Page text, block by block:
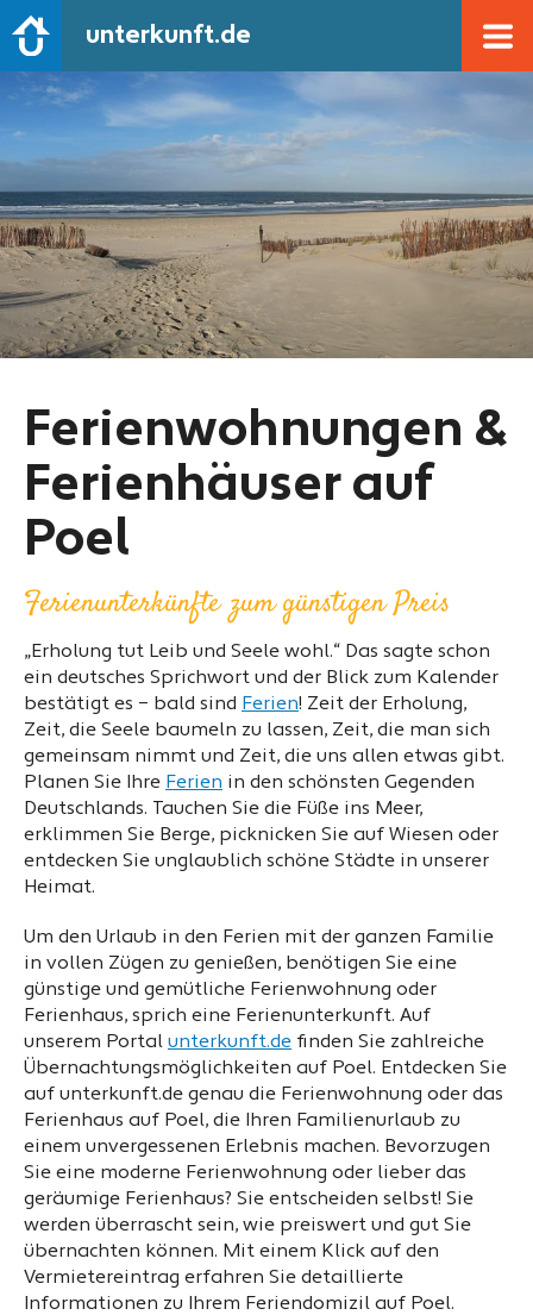
unterkunft.de
Ferienwohnungen &
Ferienhäuser auf
Poel
Ferienunterkünfte zum günstigen Preis
„Erholung tut Leib und Seele wohl.“ Das sagte schon
ein deutsches Sprichwort und der Blick zum Kalender
bestätigt es – bald sind Ferien! Zeit der Erholung,
Zeit, die Seele baumeln zu lassen, Zeit, die man sich
gemeinsam nimmt und Zeit, die uns allen etwas gibt.
Planen Sie Ihre Ferien in den schönsten Gegenden
Deutschlands. Tauchen Sie die Füße ins Meer,
erklimmen Sie Berge, picknicken Sie auf Wiesen oder
entdecken Sie unglaublich schöne Städte in unserer
Heimat.
Um den Urlaub in den Ferien mit der ganzen Familie
in vollen Zügen zu genießen, benötigen Sie eine
günstige und gemütliche Ferienwohnung oder
Ferienhaus, sprich eine Ferienunterkunft. Auf
unserem Portal unterkunft.de finden Sie zahlreiche
Übernachtungsmöglichkeiten auf Poel. Entdecken Sie
auf unterkunft.de genau die Ferienwohnung oder das
Ferienhaus auf Poel, die Ihren Familienurlaub zu
einem unvergessenen Erlebnis machen. Bevorzugen
Sie eine moderne Ferienwohnung oder lieber das
geräumige Ferienhaus? Sie entscheiden selbst! Sie
werden überrascht sein, wie preiswert und gut Sie
übernachten können. Mit einem Klick auf den
Vermietereintrag erfahren Sie detaillierte
Informationen zu Ihrem Feriendomizil auf Poel.